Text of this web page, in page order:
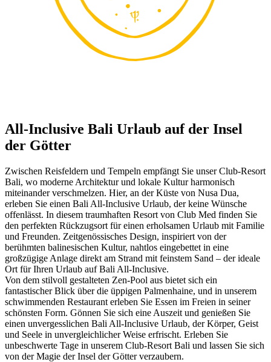
All-Inclusive Bali Urlaub auf der Insel
der Götter
Zwischen Reisfeldern und Tempeln empfängt Sie unser Club-Resort
Bali, wo moderne Architektur und lokale Kultur harmonisch
miteinander verschmelzen. Hier, an der Küste von Nusa Dua,
erleben Sie einen Bali All-Inclusive Urlaub, der keine Wünsche
offenlässt. In diesem traumhaften Resort von Club Med finden Sie
den perfekten Rückzugsort für einen erholsamen Urlaub mit Familie
und Freunden. Zeitgenössisches Design, inspiriert von der
berühmten balinesischen Kultur, nahtlos eingebettet in eine
großzügige Anlage direkt am Strand mit feinstem Sand – der ideale
Ort für Ihren Urlaub auf Bali All-Inclusive.
Von dem stilvoll gestalteten Zen-Pool aus bietet sich ein
fantastischer Blick über die üppigen Palmenhaine, und in unserem
schwimmenden Restaurant erleben Sie Essen im Freien in seiner
schönsten Form. Gönnen Sie sich eine Auszeit und genießen Sie
einen unvergesslichen Bali All-Inclusive Urlaub, der Körper, Geist
und Seele in unvergleichlicher Weise erfrischt. Erleben Sie
unbeschwerte Tage in unserem Club-Resort Bali und lassen Sie sich
von der Magie der Insel der Götter verzaubern.